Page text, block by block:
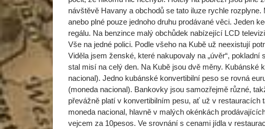
návštěvě Havany a obchodů se tato iluze rychle
anebo plné pouze jednoho druhu prodávané věci. Jeden
regálu. Na benzince malý obchůdek nabízející LCD
Vše na jedné polici. Podle všeho na Kubě už neexistují
Viděla jsem ženské, které nakupovaly na „úvěr“,
stal misí na celý den. Na Kubě jsou dvě měny. Kubánské
nacional). Jedno kubánské konvertibilní peso se rovná
(moneda nacional). Bankovky jsou samozřejmě různé,
převážně platí v konvertibilním pesu, ať už v restauracích
moneda nacional, hlavně v malých okénkách
vejcem za 10pesos. Ve srovnání s cenami jídla v